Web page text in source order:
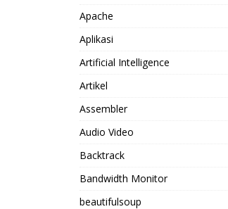
Apache
Aplikasi
Artificial Intelligence
Artikel
Assembler
Audio Video
Backtrack
Bandwidth Monitor
beautifulsoup